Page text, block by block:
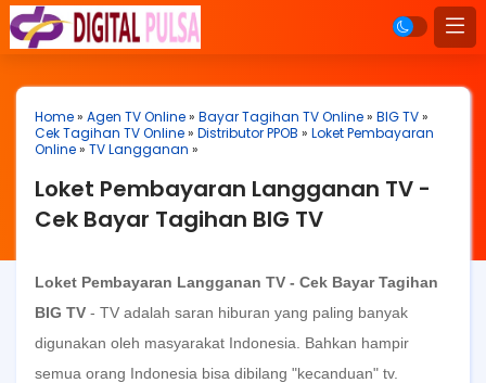
Home» Agen TV Online» Bayar Tagihan TV Online» BIG TV»
Cek Tagihan TV Online» Distributor PPOB » Loket Pembayaran
Online» TV Langganan »
Loket Pembayaran Langganan TV -
Cek Bayar Tagihan BIG TV
Loket Pembayaran Langganan TV - Cek Bayar Tagihan
BIG TV - TV adalah saran hiburan yang paling banyak
digunakan oleh masyarakat Indonesia. Bahkan hampir
semua orang Indonesia bisa dibilang "kecanduan" tv.